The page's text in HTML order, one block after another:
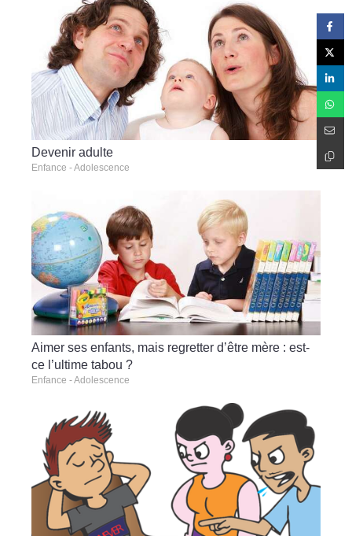
Devenir adulte
Enfance - Adolescence
Aimer ses enfants, mais regretter d’être mère : est-
ce l’ultime tabou ?
Enfance - Adolescence